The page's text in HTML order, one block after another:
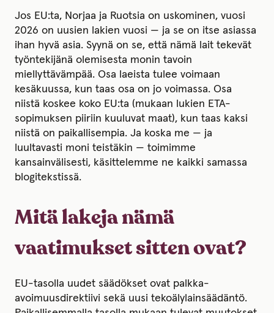
Jos EU:ta, Norjaa ja Ruotsia on uskominen, vuosi
2026 on uusien lakien vuosi — ja se on itse asiassa
ihan hyvä asia. Syynä on se, että nämä lait tekevät
työntekijänä olemisesta monin tavoin
miellyttävämpää. Osa laeista tulee voimaan
kesäkuussa, kun taas osa on jo voimassa. Osa
niistä koskee koko EU:ta (mukaan lukien ETA-
sopimuksen piiriin kuuluvat maat), kun taas kaksi
niistä on paikallisempia. Ja koska me — ja
luultavasti moni teistäkin — toimimme
kansainvälisesti, käsittelemme ne kaikki samassa
blogitekstissä.
Mitä lakeja nämä
vaatimukset sitten ovat?
EU-tasolla uudet säädökset ovat palkka-
avoimuusdirektiivi sekä uusi tekoälylainsäädäntö.